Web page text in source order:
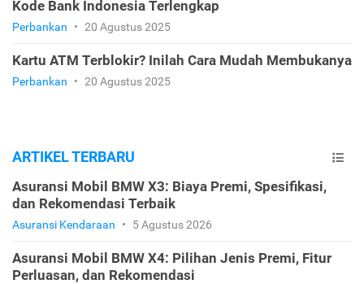
Kode Bank Indonesia Terlengkap
Perbankan • 20 Agustus 2025
Kartu ATM Terblokir? Inilah Cara Mudah Membukanya
Perbankan • 20 Agustus 2025
ARTIKEL TERBARU
Asuransi Mobil BMW X3: Biaya Premi, Spesifikasi,
dan Rekomendasi Terbaik
Asuransi Kendaraan • 5 Agustus 2026
Asuransi Mobil BMW X4: Pilihan Jenis Premi, Fitur
Perluasan, dan Rekomendasi